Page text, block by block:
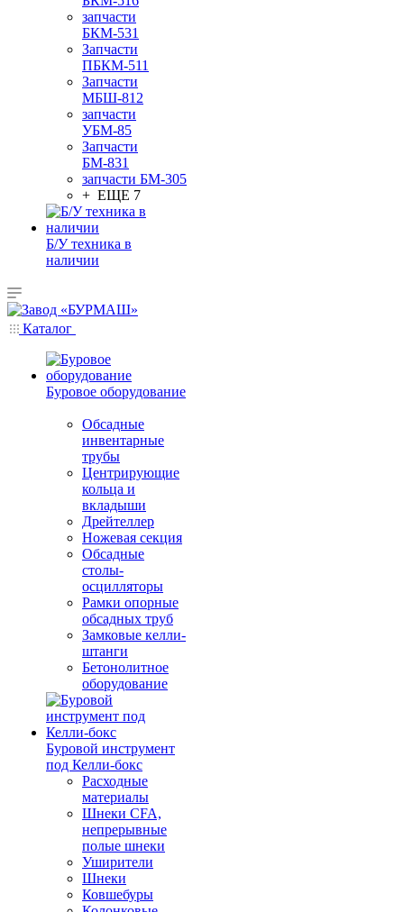
запчасти
БКМ-531
Запчасти
ПБКМ-511
Запчасти
МБШ-812
запчасти
УБМ-85
Запчасти
БМ-831
запчасти БМ-305
+ ЕЩЕ 7
Б/У техника в
наличии
Каталог
Буровое оборудование
Обсадные
инвентарные
трубы
Центрирующие
кольца и
вкладыши
Дрейтеллер
Ножевая секция
Обсадные
столы-
осцилляторы
Рамки опорные
обсадных труб
Замковые келли-
штанги
Бетонолитное
оборудование
Буровой инструмент
под Келли-бокс
Расходные
материалы
Шнеки CFA,
непрерывные
полые шнеки
Уширители
Шнеки
Ковшебуры